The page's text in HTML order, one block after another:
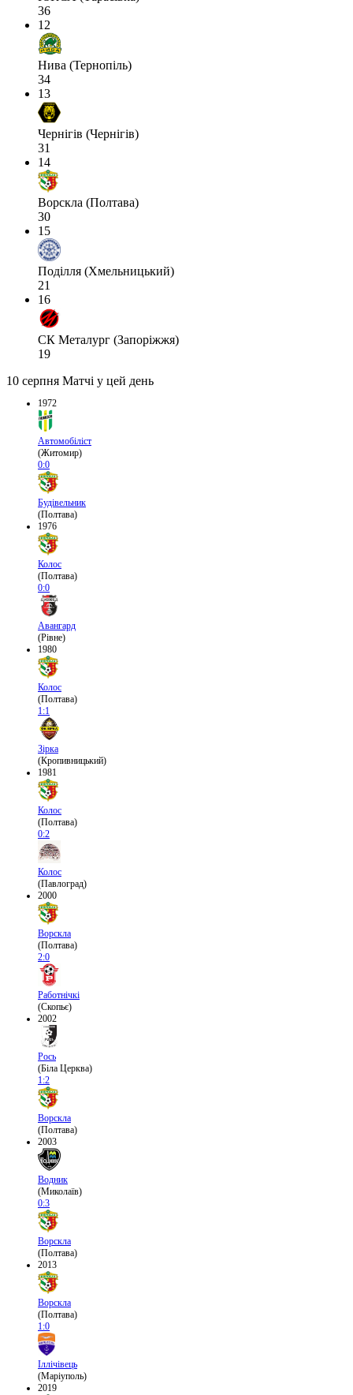
36
12
Нива (Тернопіль)
34
13
Чернігів (Чернігів)
31
14
Ворскла (Полтава)
30
15
Поділля (Хмельницький)
21
16
СК Металург (Запоріжжя)
19
10 серпня Матчі у цей день
1972
Автомобіліст
(Житомир)
0:0
Будівельник
(Полтава)
1976
Колос
(Полтава)
0:0
Авангард
(Рівне)
1980
Колос
(Полтава)
1:1
Зірка
(Кропивницький)
1981
Колос
(Полтава)
0:2
Колос
(Павлоград)
2000
Ворскла
(Полтава)
2:0
Работнічкі
(Скопьє)
2002
Рось
(Біла Церква)
1:2
Ворскла
(Полтава)
2003
Водник
(Миколаїв)
0:3
Ворскла
(Полтава)
2013
Ворскла
(Полтава)
1:0
Іллічівець
(Маріуполь)
2019